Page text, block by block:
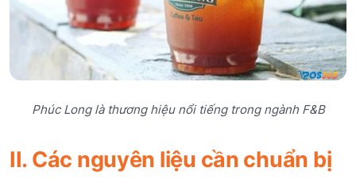
Phúc Long là thương hiệu nổi tiếng trong ngành F&B
II. Các nguyên liệu cần chuẩn bị